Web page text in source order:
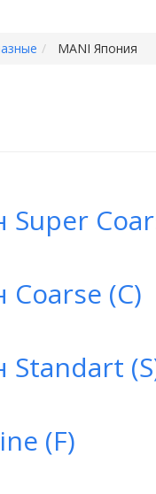
MANI Япония
(C)
Standart
(F)